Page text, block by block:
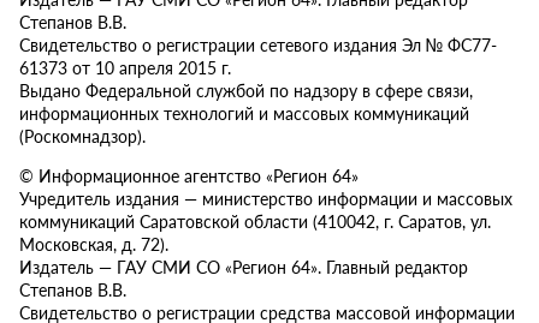
Степанов В.В.
Свидетельство о регистрации сетевого издания Эл № ФС77-
61373 от 10 апреля 2015 г.
Выдано Федеральной службой по надзору в сфере связи,
информационных технологий и массовых коммуникаций
(Роскомнадзор).
© Информационное агентство «Регион 64»
Учредитель издания — министерство информации и массовых
коммуникаций Саратовской области (410042, г. Саратов, ул.
Московская, д. 72).
Издатель — ГАУ СМИ СО «Регион 64». Главный редактор
Степанов В.В.
Свидетельство о регистрации средства массовой информации